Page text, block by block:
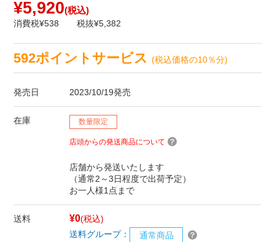
¥5,920(税込)
消費税¥538 税抜¥5,382
592ポイントサービス(税込価格の10％分)
発売日 2023/10/19発売
在庫 数量限定
店頭からの発送商品について
店舗から発送いたします
（通常2～3日程度で出荷予定）
お一人様1点まで
送料 ¥0(税込)
送料グループ：
通常商品